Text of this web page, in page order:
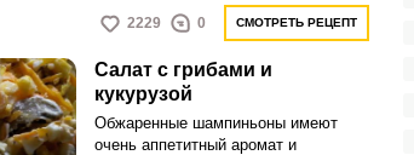
2229 0 СМОТРЕТЬ РЕЦЕПТ
Салат с грибами и
кукурузой
Обжаренные шампиньоны имеют
очень аппетитный аромат и